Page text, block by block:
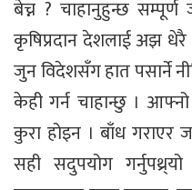
बेच्न ? चाहानुहुन्छ
कृषिप्रदान देशलाई अझ
जुन विदेशसँग हात पसार्ने
केही गर्न चाहान्छु ।
कुरा होइन । बाँध
सही सदुपयोग